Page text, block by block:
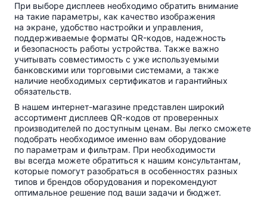
При выборе дисплеев необходимо обратить внимание
на такие параметры, как качество изображения
на экране, удобство настройки и управления,
поддерживаемые форматы QR-кодов, надежность
и безопасность работы устройства. Также важно
учитывать совместимость с уже используемыми
банковскими или торговыми системами, а также
наличие необходимых сертификатов и гарантийных
обязательств.
В нашем интернет-магазине представлен широкий
ассортимент дисплеев QR-кодов от проверенных
производителей по доступным ценам. Вы легко сможете
подобрать необходимое именно вам оборудование
по параметрам и фильтрам. При необходимости
вы всегда можете обратиться к нашим консультантам,
которые помогут разобраться в особенностях разных
типов и брендов оборудования и порекомендуют
оптимальное решение под ваши задачи и бюджет.